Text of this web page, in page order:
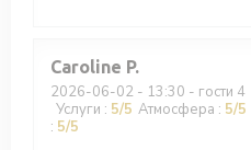
Caroline P
2026-06-02 - 13:30 - гости 4
Услуги : 5/5 Атмосфера : 5/5
: 5/5